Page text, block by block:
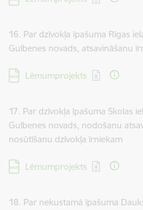
16. Par dzīvokļa īpašuma Rīgas
Gulbenes novads, atsavināšanu
Lejupielādēt:
Lēmumprojekts
17. Par dzīvokļa īpašuma Skolas
Gulbenes novads, nodošanu
nosūtīšanu dzīvokļa īrniekam
Lejupielādēt:
Lēmumprojekts
18. Par nekustamā īpašuma